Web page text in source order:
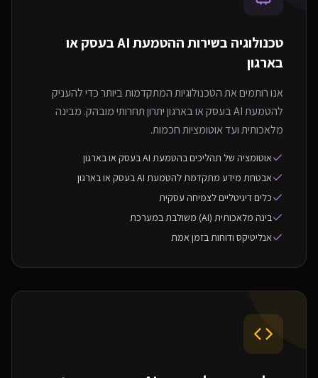
טכנולוגיה בשירות ה
הטמעת AI בעסק או
בארגון
אנו רותמים את הטכנולוגיות המתקדמות ביותר כדי להעניק
להטמעת AI בעסק או בארגון יתרון תחרותי מובהק. מבינה
מלאכותית ועד אוטומציות חכמות.
אוטומציה של תהליכים בהטמעת AI בעסק או בארגון
אבטחת מידע מתקדמת להטמעת AI בעסק או בארגון
כלים דיגיטליים לצמיחה עסקית
בינה מלאכותית (AI) משולבת במערכת
אנליטיקס ודוחות בזמן אמת